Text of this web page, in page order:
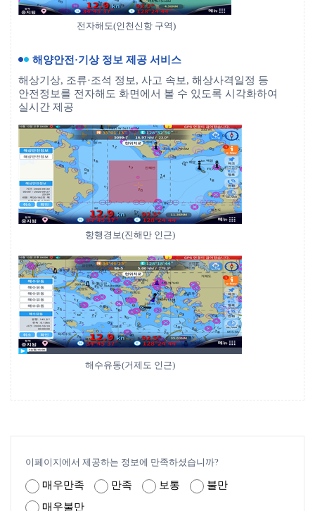
전자해도(인천신항 구역)
해양안전·기상 정보 제공 서비스
해상기상, 조류·조석 정보, 사고 속보, 해상사격일정 등
안전정보를 전자해도 화면에서 볼 수 있도록 시각화하여
실시간 제공
항행경보(진해만 인근)
해수유동(거제도 인근)
이페이지에서 제공하는 정보에 만족하셨습니까?
매우만족 만족 보통
불만
매우불만